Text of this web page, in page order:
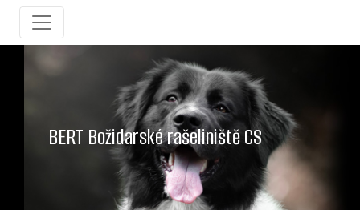
BERT Božidarské rašeliniště CS